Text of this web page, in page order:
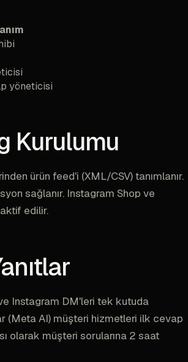
yöneticisi
Kurulumu
ürün feed'i (XML/CSV) tanımlanır.
sağlanır. Instagram Shop ve
edilir.
Instagram DM'leri tek kutuda
(Meta AI) müşteri hizmetleri ilk cevap
olarak müşteri sorularına 2 saat